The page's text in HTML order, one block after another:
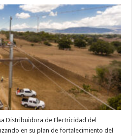
anuncia
repotenciación
Subestación
de
Capotillo
con
nuevo
transformador
de
50
MVA,
69
kV
con
regulación
tensión
automática
Distribuidora de Electricidad del
en su plan de fortalecimiento del